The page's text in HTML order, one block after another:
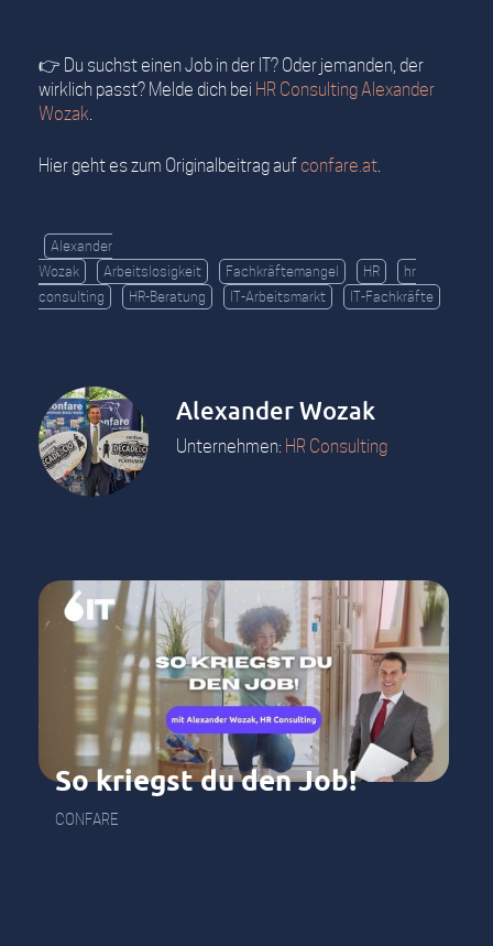
👉 Du suchst einen Job in der IT? Oder jemanden, der
wirklich passt? Melde dich bei HR Consulting Alexander
Wozak.
Hier geht es zum Originalbeitrag auf confare.at.
Alexander
Wozak
Arbeitslosigkeit Fachkräftemangel HR
hr
consulting
HR-Beratung IT-Arbeitsmarkt IT-Fachkräfte
Alexander Wozak
Unternehmen: HR Consulting
So kriegst du den Job!
CONFARE